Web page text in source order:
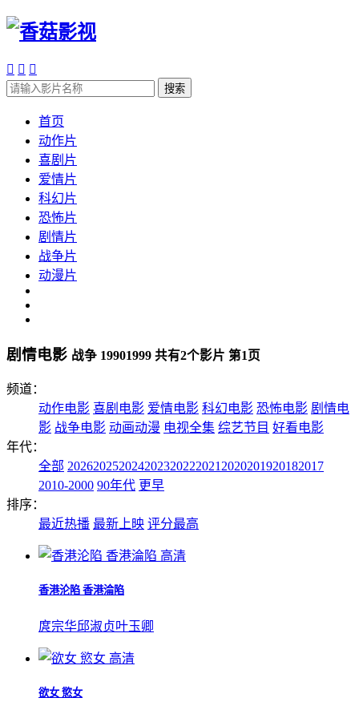
  
搜索
首页
动作片
喜剧片
爱情片
科幻片
恐怖片
剧情片
战争片
动漫片
剧情电影 战争 19901999 共有2个影片 第1 页
频道：
动作电影 喜剧电影 爱情电影 科幻电影 恐怖电影 剧情电
影 战争电影 动画动漫 电视全集 综艺节目 好看电影
年代：
全部 202620252024202320222021 2020201920182017
2010-2000 90年代 更早
排序：
最近热播 最新上映 评分最高
高清
香港沦陷 香港淪陷
庹宗华邱淑贞叶玉卿
高清
欲女 慾女